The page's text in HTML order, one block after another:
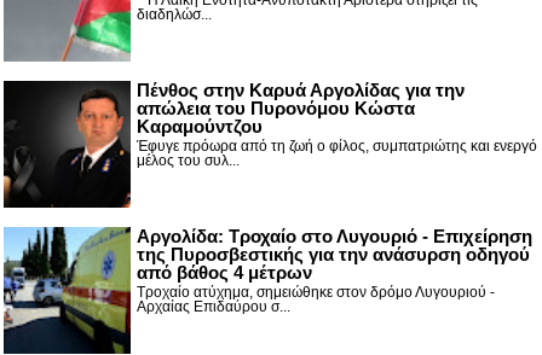
διαδηλώσ...
Πένθος στην Καρυά Αργολίδας για την
απώλεια του Πυρονόμου Κώστα
Καραμούντζου
Έφυγε πρόωρα από τη ζωή ο φίλος, συμπατριώτης και ενεργό
μέλος του συλ...
Αργολίδα: Τροχαίο στο Λυγουριό - Επιχείρηση
της Πυροσβεστικής για την ανάσυρση οδηγού
από βάθος 4 μέτρων
Τροχαίο ατύχημα, σημειώθηκε στον δρόμο Λυγουριού -
Αρχαίας Επιδαύρου σ...